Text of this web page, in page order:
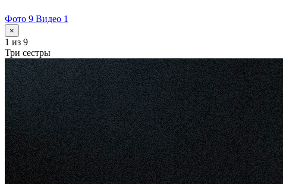
Фото 9 Видео 1
×
1 из 9
Три сестры